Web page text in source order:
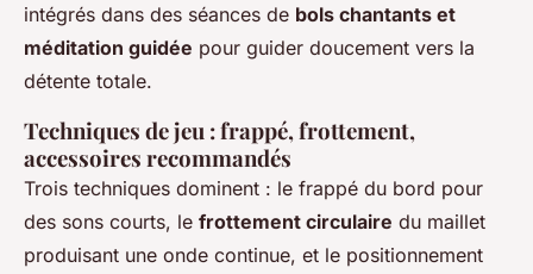
intégrés dans des séances de bols chantants et
méditation guidée pour guider doucement vers la
détente totale.
Techniques de jeu : frappé, frottement,
accessoires recommandés
Trois techniques dominent : le frappé du bord pour
des sons courts, le frottement circulaire du maillet
produisant une onde continue, et le positionnement